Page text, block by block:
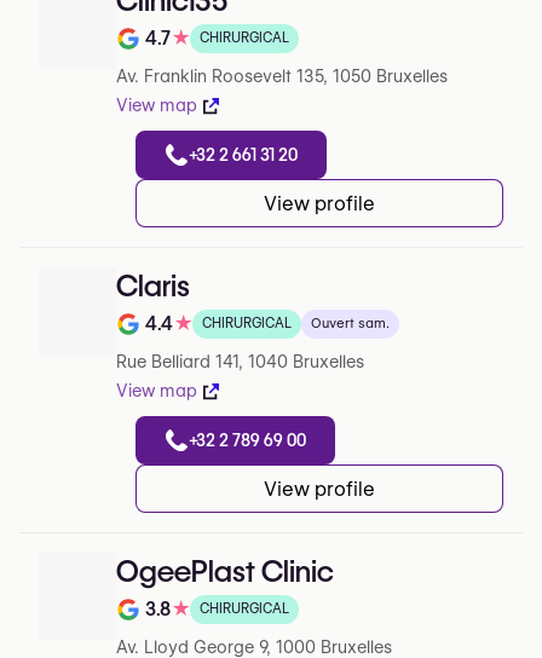
Note de 4.7 sur 5 sur Google
4.7★ CHIRURGICAL
Av. Franklin Roosevelt 135, 1050 Bruxelles
View map
+32 2 661 31 20
View profile
Claris
Note de 4.4 sur 5 sur Google
4.4★ CHIRURGICAL Ouvert sam.
Rue Belliard 141, 1040 Bruxelles
View map
+32 2 789 69 00
View profile
OgeePlast Clinic
Note de 3.8 sur 5 sur Google
3.8★ CHIRURGICAL
Av. Lloyd George 9, 1000 Bruxelles